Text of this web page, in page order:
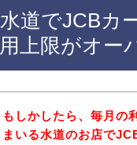
道でJCBカ
上限がオー
もしかしたら、毎月の
まいる水道のお店で